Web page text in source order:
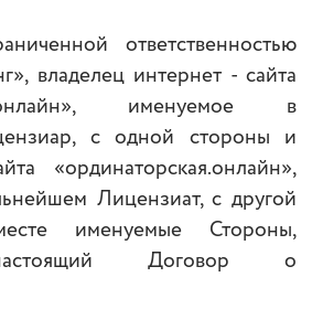
ответственностью
владелец интернет - сайта
именуемое в
с одной стороны и
«ординаторская.онлайн»,
Лицензиат, с другой
именуемые Стороны,
Договор о